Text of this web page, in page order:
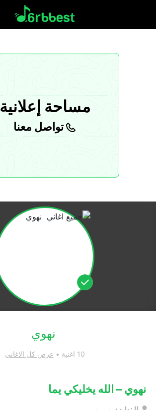
مساحة إعلانية
تواصل معنا
نهوي
10 اغنية • عرض كل الاغاني
نهوي – الله يخليكي يما